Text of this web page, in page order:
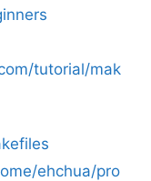
tutorial/mak
ehchua/pro